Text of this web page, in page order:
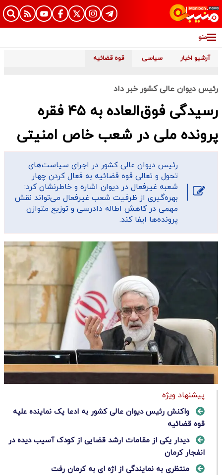
منو
آرشیو اخبار سیاسی قوه قضائیه
رئیس دیوان عالی کشور خبر داد
رسیدگی فوق‌العاده به ۴۵ فقره
پرونده ملی در شعب خاص امنیتی
رئیس دیوان عالی کشور در اجرای سیاست‌های
تحول و تعالی قوه قضائیه به فعال کردن چهار
شعبه غیرفعال در دیوان اشاره و خاطرنشان کرد:
بهره‌گیری از ظرفیت شعب غیرفعال می‌تواند نقش
مهمی در کاهش اطاله دادرسی و توزیع متوازن
پرونده‌ها ایفا کند.
پیشنهاد ویژه
واکنش رئیس دیوان عالی کشور به ادعا یک‌ نماینده علیه
قوه قضائیه
دیدار یکی از مقامات ارشد قضایی از کودک آسیب دیده در
انفجار کرمان
منتظری به نمایندگی از اژه ای به کرمان رفت